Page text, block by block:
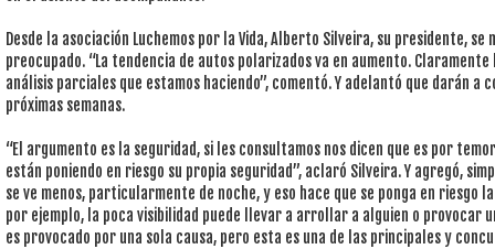
Desde la asociación Luchemos por la Vida, Alberto Silveira, su presidente,
preocupado. “La tendencia de autos polarizados va en aumento. Claramente
análisis parciales que estamos haciendo”, comentó. Y adelantó que darán a
próximas semanas.
“El argumento es la seguridad, si les consultamos nos dicen que es por
están poniendo en riesgo su propia seguridad”, aclaró Silveira. Y agregó,
se ve menos, particularmente de noche, y eso hace que se ponga en riesgo
por ejemplo, la poca visibilidad puede llevar a arrollar a alguien o provocar
es provocado por una sola causa, pero esta es una de las principales y